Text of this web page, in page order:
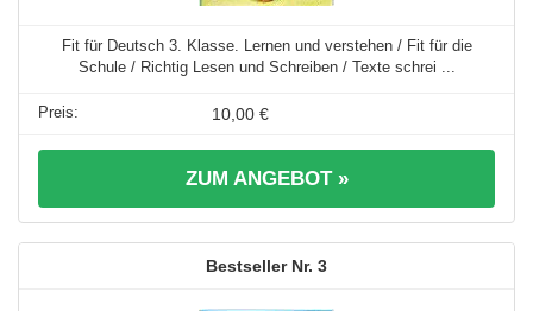
Fit für Deutsch 3. Klasse. Lernen und verstehen / Fit für die
Schule / Richtig Lesen und Schreiben / Texte schrei ...
10,00 €
ZUM ANGEBOT »
3